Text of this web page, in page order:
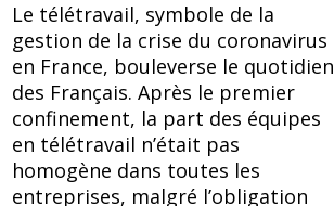
Le télétravail, symbole de la
gestion de la crise du coronavirus
en France, bouleverse le quotidien
des Français. Après le premier
confinement, la part des équipes
en télétravail n’était pas
homogène dans toutes les
entreprises, malgré l’obligation